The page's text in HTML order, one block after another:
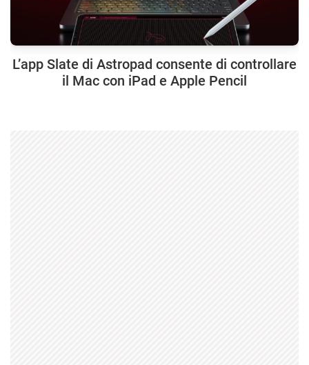
L’app Slate di Astropad consente di controllare
il Mac con iPad e Apple Pencil